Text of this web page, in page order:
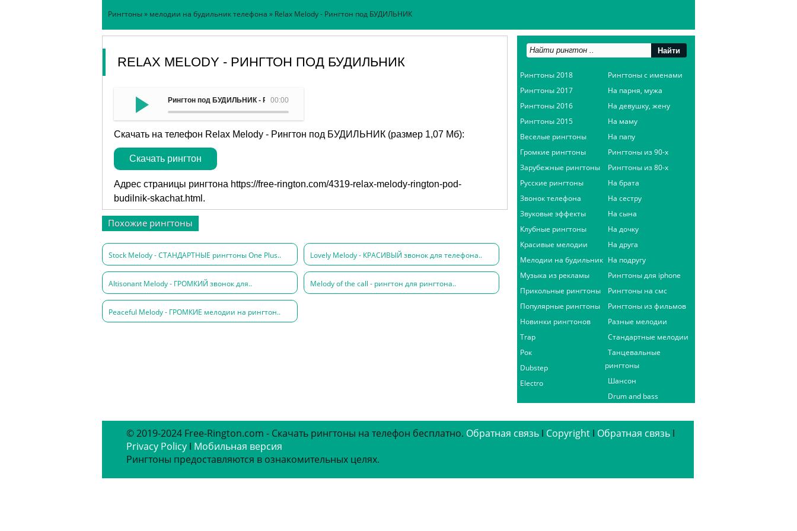
Рингтоны» мелодии на будильник телефона » Relax Melody - Рингтон под БУДИЛЬНИК
RELAX MELODY - РИНГТОН ПОД БУДИЛЬНИК
00:00
Рингтон под БУДИЛЬНИК - Relax Melody
Скачать на телефон Relax Melody - Рингтон под БУДИЛЬНИК (размер 1,07 Мб):
Скачать рингтон
Адрес страницы рингтона https://free-rington.com/4319-relax-melody-rington-pod-
budilnik-skachat.html .
Похожие рингтоны
Stock Melody - СТАНДАРТНЫЕ рингтоны One Plus.. Lovely Melody - КРАСИВЫЙ звонок для телефона..
Altisonant Melody - ГРОМКИЙ звонок для.. Melody of the call - рингтон для рингтона..
Peaceful Melody - ГРОМКИЕ мелодии на рингтон..
Рингтоны 2018
Рингтоны 2017
Рингтоны 2016
Рингтоны 2015
Веселые рингтоны
Громкие рингтоны
Зарубежные рингтоны
Русские рингтоны
Звонок телефона
Звуковые эффекты
Клубные рингтоны
Красивые мелодии
Мелодии на будильник
Музыка из рекламы
Прикольные рингтоны
Популярные рингтоны
Новинки рингтонов
Trap
Рок
Dubstep
Electro
Рингтоны с именами
На парня, мужа
На девушку, жену
На маму
На папу
Рингтоны из 90-х
Рингтоны из 80-х
На брата
На сестру
На сына
На дочку
На друга
На подругу
Рингтоны для iphone
Рингтоны на смс
Рингтоны из фильмов
Разные мелодии
Стандартные мелодии
Танцевальные
рингтоны
Шансон
Drum and bass
© 2019-2024 Free-Rington.com - Скачать рингтоны на телефон бесплатно. Обратная связь ǀ Copyright ǀ Обратная связь ǀ
Privacy Policy ǀ Мобильная версия
Рингтоны предоставляются в ознакомительных целях.